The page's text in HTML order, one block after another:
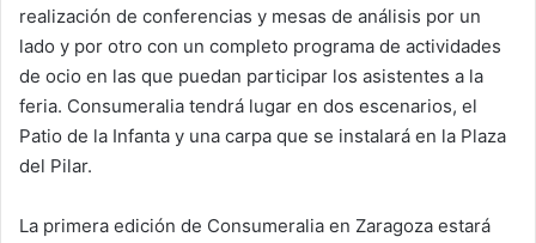
realización de conferencias y mesas de análisis por un
lado y por otro con un completo programa de actividades
de ocio en las que puedan participar los asistentes a la
feria. Consumeralia tendrá lugar en dos escenarios, el
Patio de la Infanta y una carpa que se instalará en la Plaza
del Pilar.
La primera edición de Consumeralia en Zaragoza estará